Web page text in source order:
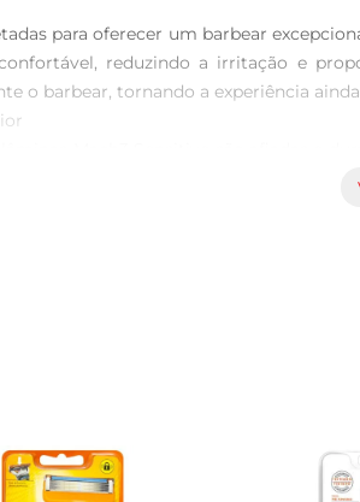
para oferecer um barbear
reduzindo a irritação e
o barbear, tornando a experiência
proporciona um deslizar suave,
você mantenha sua rotina sem